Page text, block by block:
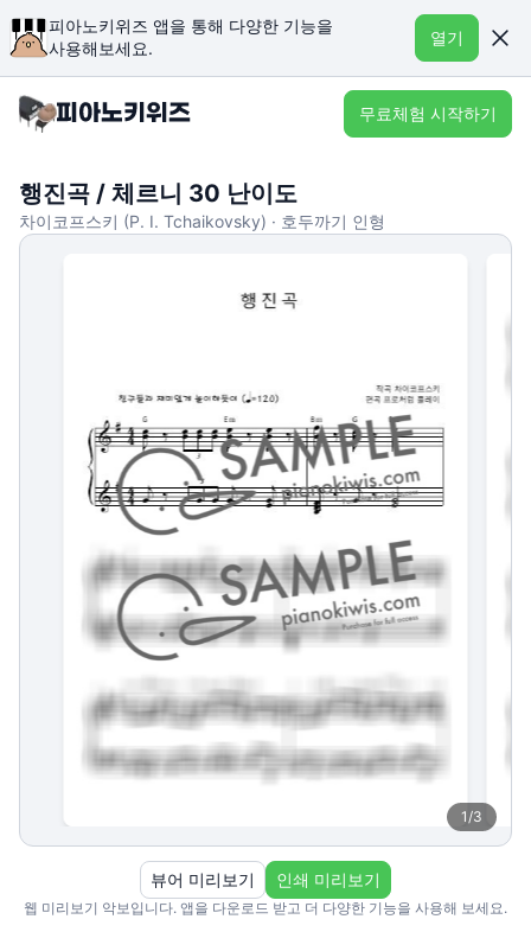
피아노키위즈 앱을 통해 다양한 기능을
사용해보세요.
열기
무료체험 시작하기
행진곡 / 체르니 30 난이도
차이코프스키 (P. I. Tchaikovsky) · 호두까기 인형
1/3
웹 미리보기 악보입니다. 앱을 다운로드 받고 더 다양한 기능을 사용해 보세요.
뷰어 미리보기 인쇄 미리보기